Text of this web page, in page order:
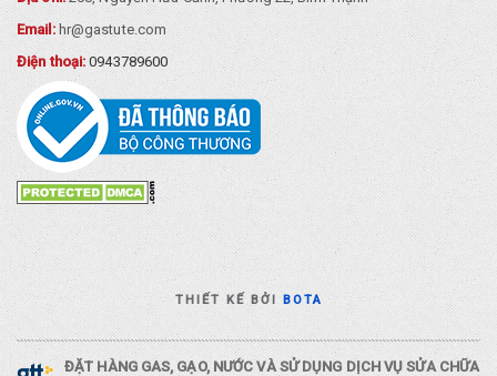
Email: hr@gastute.com
Điện thoại:0943789600
THIẾT KẾ BỞIBOTA
ĐẶT HÀNG GAS, GẠO, NƯỚC VÀ SỬ DỤNG DỊCH VỤ SỬA CHỮA